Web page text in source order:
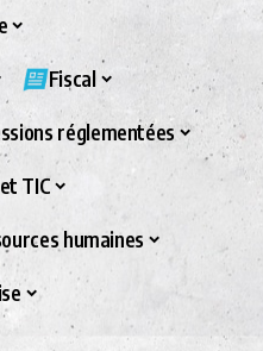
Fiscal
réglementées
TIC
humaines